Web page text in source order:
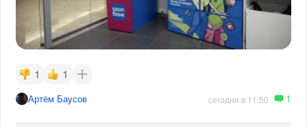
1 1
Артём Баусов сегодня в 11:50 1